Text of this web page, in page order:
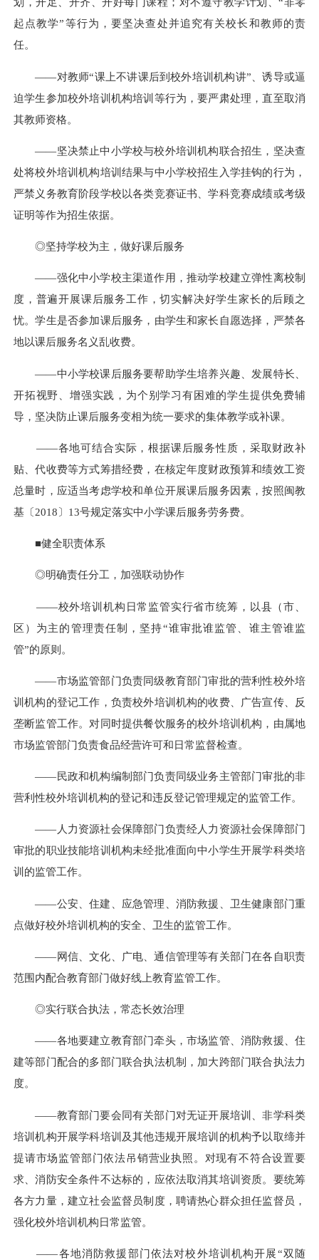
起点教学”等行为，要坚决查处并追究有关校长和教师的责
任。
——对教师“课上不讲课后到校外培训机构讲”、诱导或逼
迫学生参加校外培训机构培训等行为，要严肃处理，直至取消
其教师资格。
——坚决禁止中小学校与校外培训机构联合招生，坚决查
处将校外培训机构培训结果与中小学校招生入学挂钩的行为，
严禁义务教育阶段学校以各类竞赛证书、学科竞赛成绩或考级
证明等作为招生依据。
◎坚持学校为主，做好课后服务
——强化中小学校主渠道作用，推动学校建立弹性离校制
度，普遍开展课后服务工作，切实解决好学生家长的后顾之
忧。学生是否参加课后服务，由学生和家长自愿选择，严禁各
地以课后服务名义乱收费。
——中小学校课后服务要帮助学生培养兴趣、发展特长、
开拓视野、增强实践，为个别学习有困难的学生提供免费辅
导，坚决防止课后服务变相为统一要求的集体教学或补课。
——各地可结合实际，根据课后服务性质，采取财政补
贴、代收费等方式筹措经费，在核定年度财政预算和绩效工资
总量时，应适当考虑学校和单位开展课后服务因素，按照闽教
基〔2018〕13号规定落实中小学课后服务劳务费。
■健全职责体系
◎明确责任分工，加强联动协作
——校外培训机构日常监管实行省市统筹，以县（市、
区）为主的管理责任制，坚持“谁审批谁监管、谁主管谁监
管”的原则。
——市场监管部门负责同级教育部门审批的营利性校外培
训机构的登记工作，负责校外培训机构的收费、广告宣传、反
垄断监管工作。对同时提供餐饮服务的校外培训机构，由属地
市场监管部门负责食品经营许可和日常监督检查。
——民政和机构编制部门负责同级业务主管部门审批的非
营利性校外培训机构的登记和违反登记管理规定的监管工作。
——人力资源社会保障部门负责经人力资源社会保障部门
审批的职业技能培训机构未经批准面向中小学生开展学科类培
训的监管工作。
——公安、住建、应急管理、消防救援、卫生健康部门重
点做好校外培训机构的安全、卫生的监管工作。
——网信、文化、广电、通信管理等有关部门在各自职责
范围内配合教育部门做好线上教育监管工作。
◎实行联合执法，常态长效治理
——各地要建立教育部门牵头，市场监管、消防救援、住
建等部门配合的多部门联合执法机制，加大跨部门联合执法力
度。
——教育部门要会同有关部门对无证开展培训、非学科类
培训机构开展学科培训及其他违规开展培训的机构予以取缔并
提请市场监管部门依法吊销营业执照。对现有不符合设置要
求、消防安全条件不达标的，应依法取消其培训资质。要统筹
各方力量，建立社会监督员制度，聘请热心群众担任监督员，
强化校外培训机构日常监管。
——各地消防救援部门依法对校外培训机构开展“双随